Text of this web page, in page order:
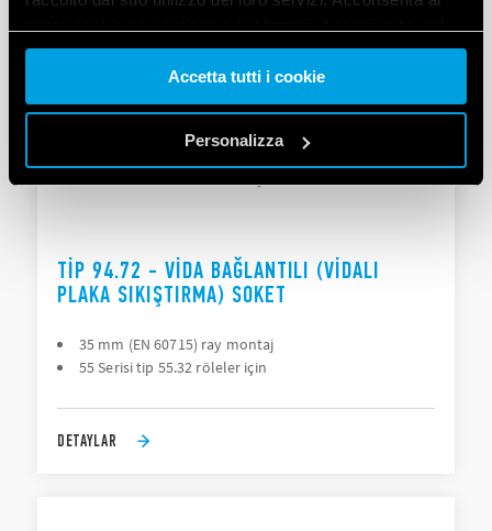
Vai alla Cookie Policy complet a
Accetta tutti i cookie
Personalizza
TIP 94.72 - VIDA BAĞLANTILI (VIDALI
PLAKA SIKIŞTIRMA) SOKET
35 mm (EN 60715) ray montaj
55 Serisi tip 55.32 röleler için
DETAYLAR